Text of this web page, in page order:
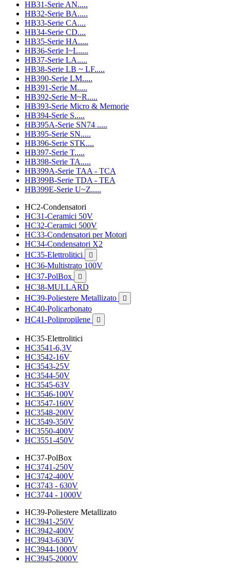
HB31-Serie AN.....
HB32-Serie BA.....
HB33-Serie CA....
HB34-Serie CD....
HB35-Serie HA.....
HB36-Serie I~L.....
HB37-Serie LA.....
HB38-Serie LB ~ LF.....
HB390-Serie LM.....
HB391-Serie M.....
HB392-Serie M~R.....
HB393-Serie Micro & Memorie
HB394-Serie S.....
HB395A-Serie SN74 .....
HB395-Serie SN.....
HB396-Serie STK....
HB397-Serie T.....
HB398-Serie TA.....
HB399A-Serie TAA - TCA
HB399B-Serie TDA - TEA
HB399E-Serie U~Z.....
HC2-Condensatori
HC31-Ceramici 50V
HC32-Ceramici 500V
HC33-Condensatori per Motori
HC34-Condensatori X2
HC35-Elettrolitici

HC36-Multistrato 100V
HC37-PolBox

HC38-MULLARD
HC39-Poliestere Metallizato

HC40-Policarbonato
HC41-Polipropilene

HC35-Elettrolitici
HC3541-6,3V
HC3542-16V
HC3543-25V
HC3544-50V
HC3545-63V
HC3546-100V
HC3547-160V
HC3548-200V
HC3549-350V
HC3550-400V
HC3551-450V
HC37-PolBox
HC3741-250V
HC3742-400V
HC3743 - 630V
HC3744 - 1000V
HC39-Poliestere Metallizato
HC3941-250V
HC3942-400V
HC3943-630V
HC3944-1000V
HC3945-2000V